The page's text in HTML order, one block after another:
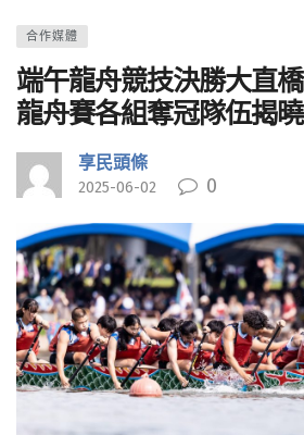
合作媒體
端午龍舟競技決勝大直
龍舟賽各組奪冠隊伍揭曉
享民頭條
2025-06-02 0